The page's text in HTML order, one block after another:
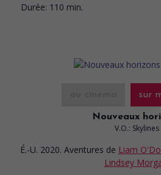
Durée: 110 min.
sur
Nouveaux
V.O.: Skylines
É.-U. 2020. Aventures de Liam
Lindsey